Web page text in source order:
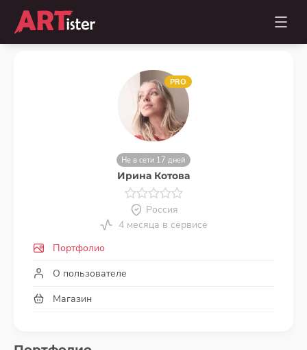
PRO
Не в сети 17 дней
Ирина Котова
Россия
4 месяца в сервисе
Портфолио
О пользователе
Магазин